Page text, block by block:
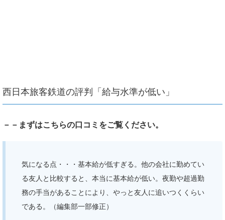
西日本旅客鉄道の評判「給与水準が低い」
－－まずはこちらの口コミをご覧ください。
気になる点・・・基本給が低すぎる。他の会社に勤めてい
る友人と比較すると、本当に基本給が低い。夜勤や超過勤
務の手当があることにより、やっと友人に追いつくくらい
である。（編集部一部修正）